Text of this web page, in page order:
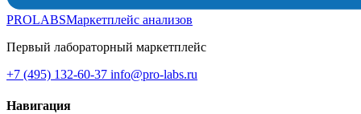
PROLABSМаркетплейс анализов
Первый лабораторный маркетплейс
+7 (495) 132-60-37 info@pro-labs.ru
Навигация